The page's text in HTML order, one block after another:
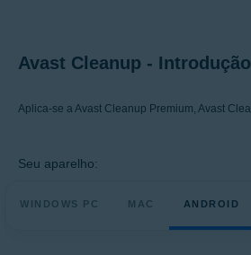
Avast Cleanup - Introdução
Produtos:
Avast Cleanup Premium
Seu aparelho:
WINDOWS PC MAC ANDROID